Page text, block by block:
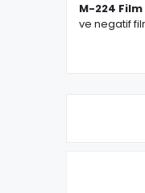
M-224
ve negatif